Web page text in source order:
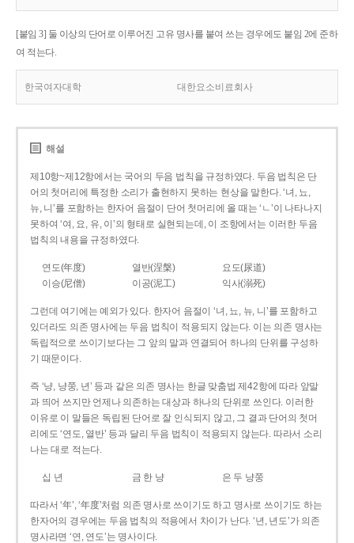
[붙임 3] 둘 이상의 단어로 이루어진 고유 명사를 붙여 쓰는 경우에도 붙임 2에 준하
여 적는다.
한국여자대학 대한요소비료회사
해설
제10항~제12항에서는 국어의 두음 법칙을 규정하였다. 두음 법칙은 단
어의 첫머리에 특정한 소리가 출현하지 못하는 현상을 말한다. ‘녀, 뇨,
뉴, 니’를 포함하는 한자어 음절이 단어 첫머리에 올 때는 ‘ㄴ’이 나타나지
못하여 ‘여, 요, 유, 이’의 형태로 실현되는데, 이 조항에서는 이러한 두음
법칙의 내용을 규정하였다.
연도(年度) 열반(涅槃)
요도(尿道)
이승(尼僧)
이공(泥工) 익사(溺死)
그런데 여기에는 예외가 있다. 한자어 음절이 ‘녀, 뇨, 뉴, 니’를 포함하고
있더라도 의존 명사에는 두음 법칙이 적용되지 않는다. 이는 의존 명사는
독립적으로 쓰이기보다는 그 앞의 말과 연결되어 하나의 단위를 구성하
기 때문이다.
즉 ‘냥, 냥쭝, 년’ 등과 같은 의존 명사는 한글 맞춤법 제42항에 따라 앞말
과 띄어 쓰지만 언제나 의존하는 대상과 하나의 단위로 쓰인다. 이러한
이유로 이 말들은 독립된 단어로 잘 인식되지 않고, 그 결과 단어의 첫머
리에도 ‘연도, 열반’ 등과 달리 두음 법칙이 적용되지 않는다. 따라서 소리
나는 대로 적는다.
십 년 금 한 냥 은 두 냥쭝
따라서 ‘年’, ‘年度’처럼 의존 명사로 쓰이기도 하고 명사로 쓰이기도 하는
한자어의 경우에는 두음 법칙의 적용에서 차이가 난다. ‘년, 년도’가 의존
명사라면 ‘연, 연도’는 명사이다.